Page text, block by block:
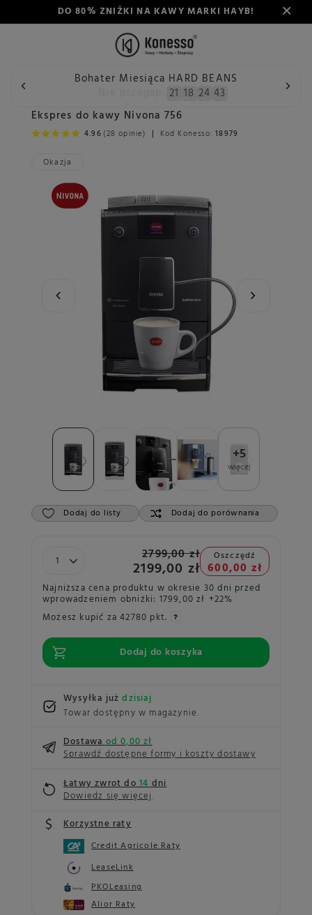
DO 80% ZNIŻKI NA KAWY MARKI HAYB!
Bohater Miesiąca HARD BEANS
21 18 24 42
Konesso Ekspresy do kawy Producent
+5
więcej
Okazja
Ekspres do kawy Nivona 756
4.96 (28 opinie) Kod Konesso:18979
Dodaj do listy Dodaj do porównania
2799,00 zł
2199,00 zł
Oszczędź
600,00 zł
Najniższa cena produktu w okresie 30 dni przed
wprowadzeniem obniżki: 1799,00 zł +22%
Możesz kupić za42780 pkt.
Dodaj do koszyka
Wysyłka jużdzisiaj
Towar dostępny w magazynie
Dostawaod 0,00 zł
Sprawdź dostępne formy i koszty dostawy
Łatwy zwrot do14dni
Dowiedz się więcej
Korzystne raty
Credit Agricole Raty
LeaseLink
PKOLeasing
Alior Raty